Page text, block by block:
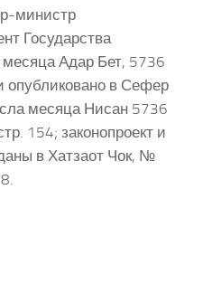
министр
Государства
Адар Бет, 5736
опубликовано в Сефер
месяца Нисан 5736
154; законопроект и
в Хатзаот Чок, №